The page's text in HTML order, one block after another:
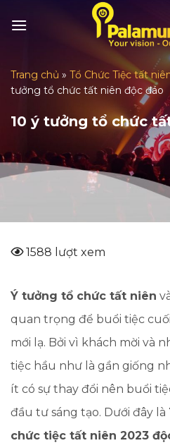
Trang chủ » Tổ Chức Tiệc tất
tưởng tổ chức tất niên độc đáo
10 ý tưởng tổ chức
1588 lượt xem
Ý tưởng tổ chức tất niên
quan trọng để buổi tiệc
mới lạ. Bởi vì khách mời và
tiệc hầu như là gần giống
ít có sự thay đổi nên buổi
đầu tư sáng tạo. Dưới đây là
chức tiệc tất niên 2023